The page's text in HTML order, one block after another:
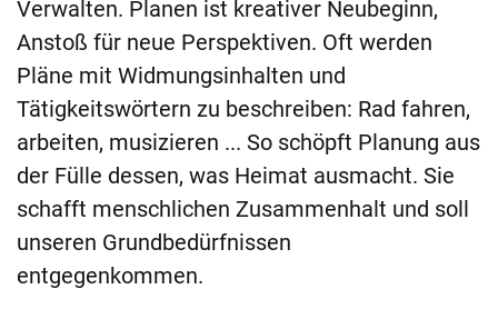
Verwalten. Planen ist kreativer Neubeginn,
Anstoß für neue Perspektiven. Oft werden
Pläne mit Widmungsinhalten und
Tätigkeitswörtern zu beschreiben: Rad fahren,
arbeiten, musizieren ... So schöpft Planung aus
der Fülle dessen, was Heimat ausmacht. Sie
schafft menschlichen Zusammenhalt und soll
unseren Grundbedürfnissen
entgegenkommen.